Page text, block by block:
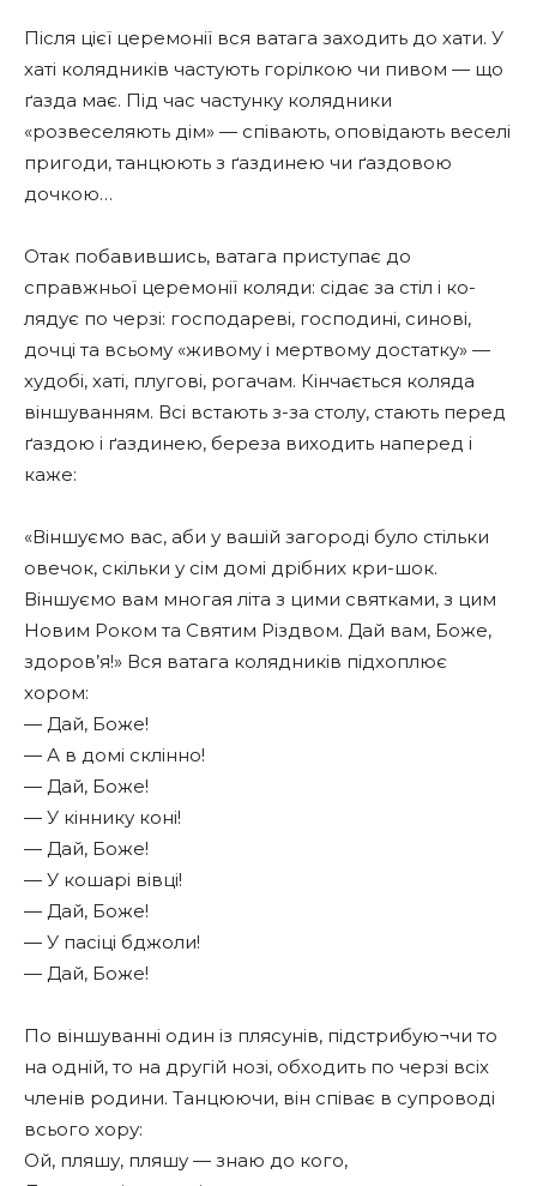
Після цієї церемонії вся ватага заходить до хати. У
хаті колядників частують горілкою чи пивом — що
ґазда має. Під час частунку колядники
«розвеселяють дім» — співають, оповідають веселі
пригоди, танцюють з ґаздинею чи ґаздовою
дочкою…
Отак побавившись, ватага приступає до
справжньої церемонії коляди: сідає за стіл і ко-
лядує по черзі: господареві, господині, синові,
дочці та всьому «живому і мертвому достатку» —
худобі, хаті, плугові, рогачам. Кінчається коляда
віншуванням. Всі встають з-за столу, стають перед
ґаздою і ґаздинею, береза виходить наперед і
каже:
«Віншуємо вас, аби у вашій загороді було стільки
овечок, скільки у сім домі дрібних кри-шок.
Віншуємо вам многая літа з цими святками, з цим
Новим Роком та Святим Різдвом. Дай вам, Боже,
здоров’я!» Вся ватага колядників підхоплює
хором:
— Дай, Боже!
— А в домі склінно!
— Дай, Боже!
— У кіннику коні!
— Дай, Боже!
— У кошарі вівці!
— Дай, Боже!
— У пасіці бджоли!
— Дай, Боже!
По віншуванні один із плясунів, підстрибую¬чи то
на одній, то на другій нозі, обходить по черзі всіх
членів родини. Танцюючи, він співає в супроводі
всього хору:
Ой, пляшу, пляшу — знаю до кого,